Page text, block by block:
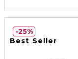
Best Seller
25%